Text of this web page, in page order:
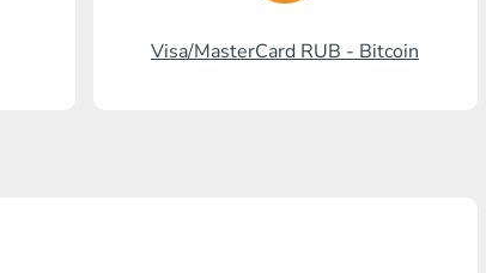
Visa/MasterCard RUB - Bitcoin